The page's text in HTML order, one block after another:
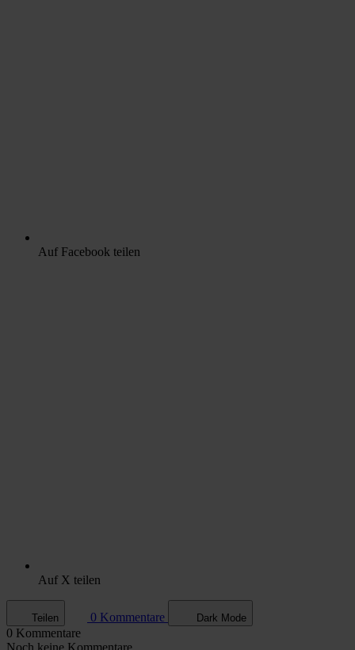
Auf Facebook teilen
Auf X teilen
Teilen 0 Kommentare Dark Mode
0 Kommentare